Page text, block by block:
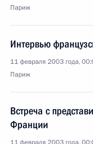
Париж
Интервью
11 февраля 2003 года,
Париж
Встреча с
Франции